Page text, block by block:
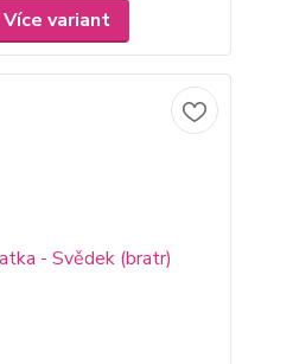
Více variant